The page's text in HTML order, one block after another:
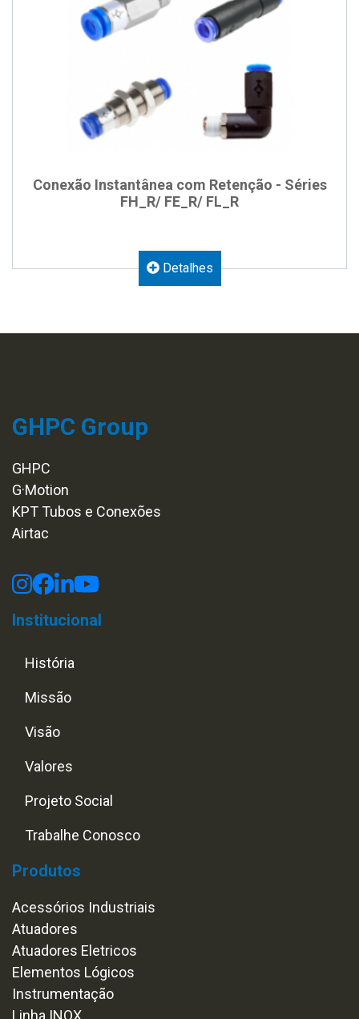
Conexão Instantânea com Retenção - Séries
FH_R/ FE_R/ FL_R
Detalhes
GHPC Group
GHPC
G·Motion
KPT Tubos e Conexões
Airtac
Institucional
História
Missão
Visão
Valores
Projeto Social
Trabalhe Conosco
Produtos
Acessórios Industriais
Atuadores
Atuadores Eletricos
Elementos Lógicos
Instrumentação
Linha INOX